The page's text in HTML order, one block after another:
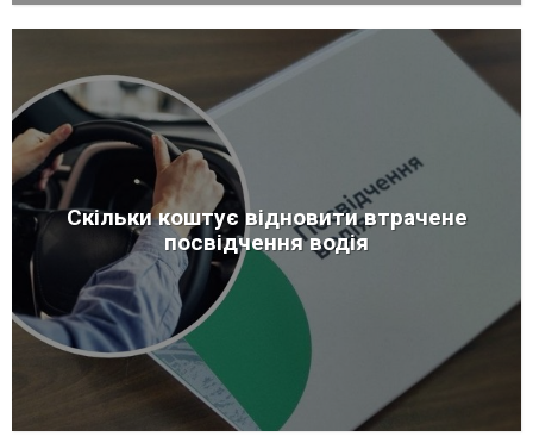
Скільки коштує відновити втрачене
посвідчення водія